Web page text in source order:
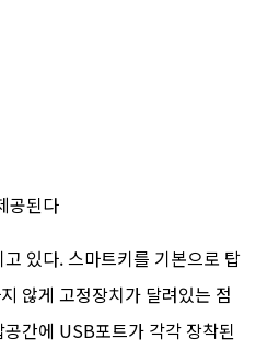
공된다
있다. 스마트키를 기본으로 탑
않게 고정장치가 달려있는 점
간에 USB포트가 각각 장착된